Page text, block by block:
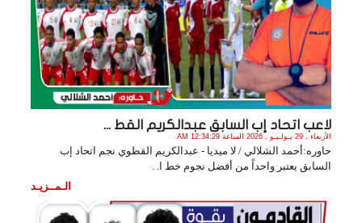
لاعب اتحاد إب السابق عبدالكريم القط ...
الأربعاء , 29 يـولـيـو , 2026 الساعة 12:34:29 AM
حاوره:أحمد الشلالي / لا ميديا - عبدالكريم القطوي نجم اتحاد إب
السابق يعتبر واحداً من أفضل نجوم خط ا. .
الـمــزيـد